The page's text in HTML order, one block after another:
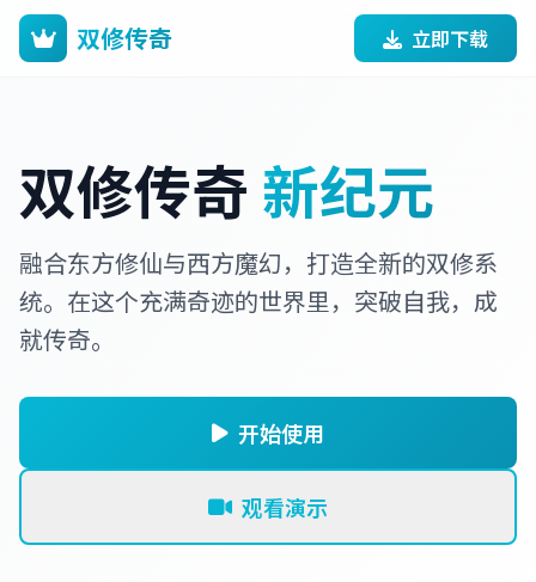
双修传奇 立即下载
双修传奇 新纪元
融合东方修仙与西方魔幻，打造全新的双修系
统。在这个充满奇迹的世界里，突破自我，成
就传奇。
开始使用
观看演示